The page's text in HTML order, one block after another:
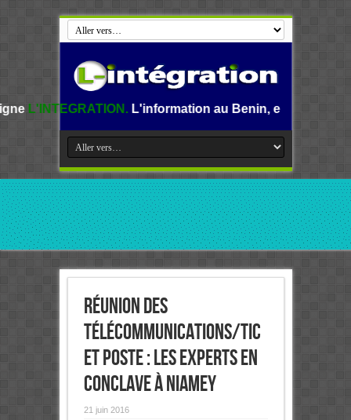
L'information au Benin, en Afrique et dans le monde.
Réunion des
Télécommunications/TIC
et Poste : Les Experts en
conclave à Niamey
21 juin 2016